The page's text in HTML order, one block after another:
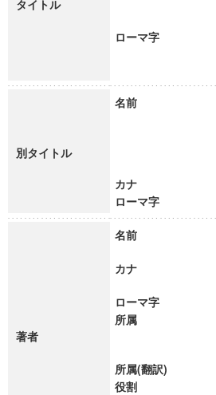
タイトル
ローマ字
別タイトル
名前
カナ
ローマ字
著者
名前
カナ
ローマ字
所属
所属(翻訳)
役割